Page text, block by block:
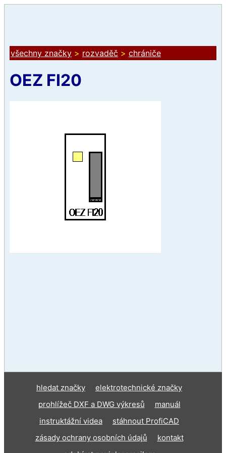
všechny značky > rozvaděč > chrániče
OEZ FI20
hledat značky
elektrotechnické značky
prohlížeč DXF a DWG výkresů
manuál
instruktážní videa
stáhnout ProfiCAD
zásady ochrany osobních údajů
kontakt